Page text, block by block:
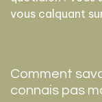
vous calquant
Comment
connais pas